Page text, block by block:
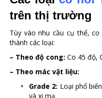
trên thị trường
Tùy vào nhu cầu cụ thể,
thành các loại:
– Theo độ cong: Co 45 độ,
– Theo mác vật liệu:
Grade 2: Loại phổ
và xi mạ.